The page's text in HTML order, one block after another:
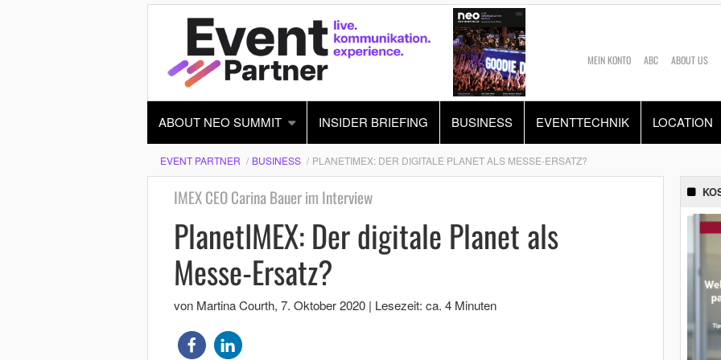
MEIN KONTO ABC ABOUT US
ABOUT NEO SUMMIT INSIDER BRIEFING BUSINESS EVENTTECHNIK LOCATION
EVENT PARTNER BUSINESS PLANETIMEX: DER DIGITALE PLANET ALS MESSE-ERSATZ?
IMEX CEO Carina Bauer im Interview
PlanetIMEX: Der digitale Planet als
Messe-Ersatz?
von Martina Courth, 7. Oktober 2020 | Lesezeit: ca. 4 Minuten